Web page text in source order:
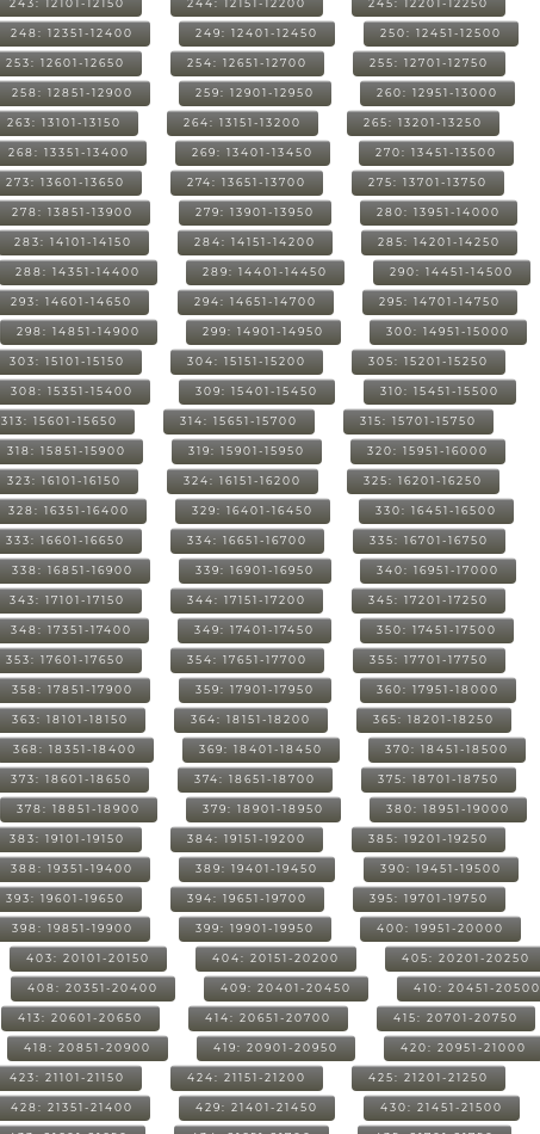
243: 12101-12150 244: 12151-12200 245: 12201-12250
248: 12351-12400 249: 12401-12450 250: 12451-12500
253: 12601-12650 254: 12651-12700 255: 12701-12750
258: 12851-12900 259: 12901-12950 260: 12951-13000
263: 13101-13150 264: 13151-13200 265: 13201-13250
268: 13351-13400 269: 13401-13450 270: 13451-13500
273: 13601-13650 274: 13651-13700 275: 13701-13750
278: 13851-13900 279: 13901-13950 280: 13951-14000
283: 14101-14150 284: 14151-14200 285: 14201-14250
288: 14351-14400 289: 14401-14450 290: 14451-14500
293: 14601-14650 294: 14651-14700 295: 14701-14750
298: 14851-14900 299: 14901-14950 300: 14951-15000
303: 15101-15150 304: 15151-15200 305: 15201-15250
308: 15351-15400 309: 15401-15450 310: 15451-15500
313: 15601-15650 314: 15651-15700 315: 15701-15750
318: 15851-15900 319: 15901-15950 320: 15951-16000
323: 16101-16150 324: 16151-16200 325: 16201-16250
328: 16351-16400 329: 16401-16450 330: 16451-16500
333: 16601-16650 334: 16651-16700 335: 16701-16750
338: 16851-16900 339: 16901-16950 340: 16951-17000
343: 17101-17150 344: 17151-17200 345: 17201-17250
348: 17351-17400 349: 17401-17450 350: 17451-17500
353: 17601-17650 354: 17651-17700 355: 17701-17750
358: 17851-17900 359: 17901-17950 360: 17951-18000
363: 18101-18150 364: 18151-18200 365: 18201-18250
368: 18351-18400 369: 18401-18450 370: 18451-18500
373: 18601-18650 374: 18651-18700 375: 18701-18750
378: 18851-18900 379: 18901-18950 380: 18951-19000
383: 19101-19150 384: 19151-19200 385: 19201-19250
388: 19351-19400 389: 19401-19450 390: 19451-19500
393: 19601-19650 394: 19651-19700 395: 19701-19750
398: 19851-19900 399: 19901-19950 400: 19951-20000
403: 20101-20150 404: 20151-20200 405: 20201-20250
408: 20351-20400 409: 20401-20450 410: 20451-20500
413: 20601-20650 414: 20651-20700 415: 20701-20750
418: 20851-20900 419: 20901-20950 420: 20951-21000
423: 21101-21150 424: 21151-21200 425: 21201-21250
428: 21351-21400 429: 21401-21450 430: 21451-21500